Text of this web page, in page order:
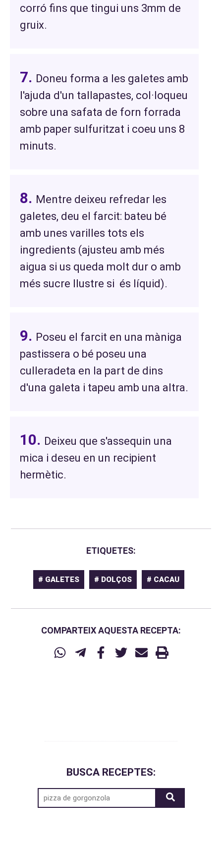
corró fins que tingui uns 3mm de
gruix.
Doneu forma a les galetes amb
l'ajuda d'un tallapastes, col·loqueu
sobre una safata de forn forrada
amb paper sulfuritzat i coeu uns 8
minuts.
Mentre deixeu refredar les
galetes, deu el farcit: bateu bé
amb unes varilles tots els
ingredients (ajusteu amb més
aigua si us queda molt dur o amb
més sucre llustre si és líquid).
Poseu el farcit en una màniga
pastissera o bé poseu una
culleradeta en la part de dins
d'una galeta i tapeu amb una altra.
Deixeu que s'assequin una
mica i deseu en un recipient
hermètic.
ETIQUETES:
# GALETES # DOLÇOS # CACAU
COMPARTEIX AQUESTA RECEPTA:
BUSCA RECEPTES: